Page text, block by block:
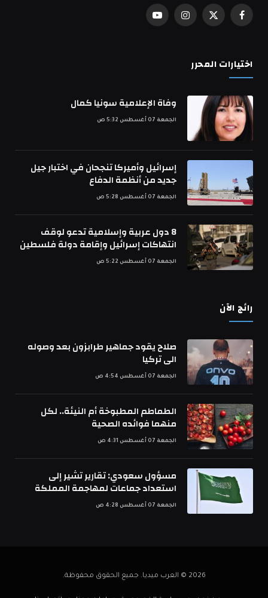
فيسبوكX
الانستغراميوتيوب
اختيارات المحرر
وفاة الإعلامية سونيا كمال
الجمعة 07 أغسطس 5:32 ص
إسرائيل وأميركا تنجحان في اختبار جيل
جديد من أنظمة الدفاع
الجمعة 07 أغسطس 5:28 ص
8 دول عربية وإسلامية تدعو لوقف
انتهاكات إسرائيل وإقامة دولة فلسطين
الجمعة 07 أغسطس 5:22 ص
رائج الآن
صلاح يقود جماهير طرابزون بعد وصوله
الى تركيا
الجمعة 07 أغسطس 4:54 ص
الطماطم المطبوخة أم النيئة.. لكل
منهما فوائده الصحية
الجمعة 07 أغسطس 4:31 ص
مسؤول سعودي: تقارير تشير إلى
استعداد جماعات لمهاجمة المملكة
الجمعة 07 أغسطس 4:28 ص
2026 © العرب ميديا. جميع الحقوق محفوظة.